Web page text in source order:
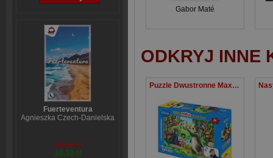
Fuerteventura
Agnieszka Czech-Danielska
38,44 zł
28,33 zł
Gabor Maté
ODKRYJ INNE
Puzzle Dwustronne Maxi 24 Jungle Book